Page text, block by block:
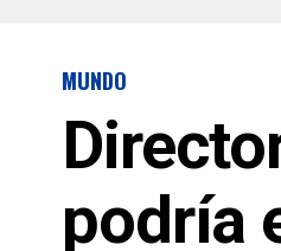
MUNDO
podría